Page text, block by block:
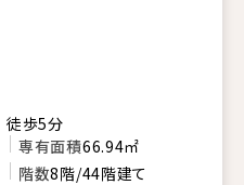
徒歩5分
専有面積66.94㎡
階数8階/44階建て